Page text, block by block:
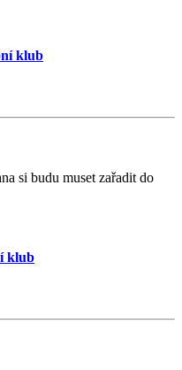
klub
si budu muset zařadit do
klub